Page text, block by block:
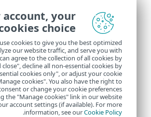
account, your
choice
cookies to give you the best optimized
our website traffic, and serve you with
agree to the collection of all cookies by
decline all non-essential cookies by
cookies only", or adjust your cookie
cookies". You also have the right to
or change your cookie preferences
the "Manage cookies" link in our website
account settings (if available). For more
information, see ourCookie Policy
.